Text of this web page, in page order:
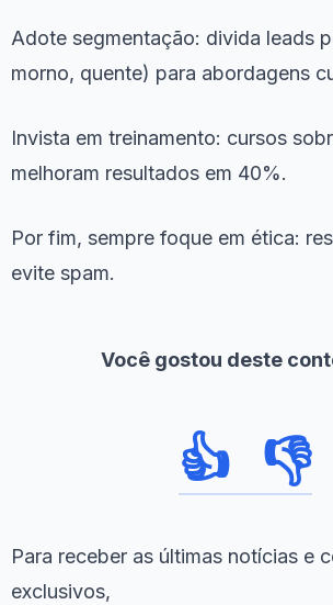
Adote segmentação: divida leads
morno, quente) para abordagens
Invista em treinamento: cursos
melhoram resultados em 40%.
Por fim, sempre foque em ética:
evite spam.
Você gostou deste
👍 👎
Para receber as últimas notícias e
exclusivos,